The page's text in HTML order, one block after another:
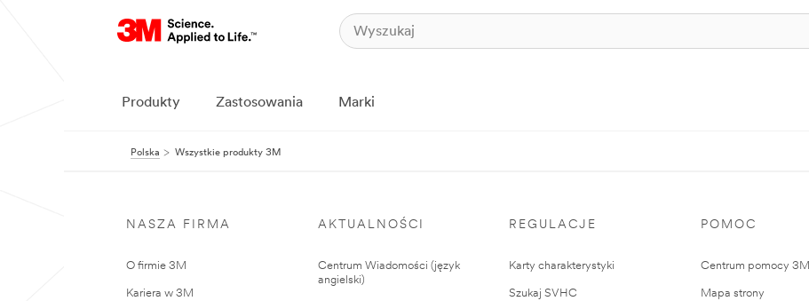
Produkty Zastosowania Marki
Polska Wszystkie produkty 3M
NASZA FIRMA
O firmie 3M
Kariera w 3M
AKTUALNOŚCI
Centrum Wiadomości (język
angielski)
REGULACJE
Karty charakterystyki
Szukaj SVHC
POMOC
Centrum pomocy 3M
Mapa strony